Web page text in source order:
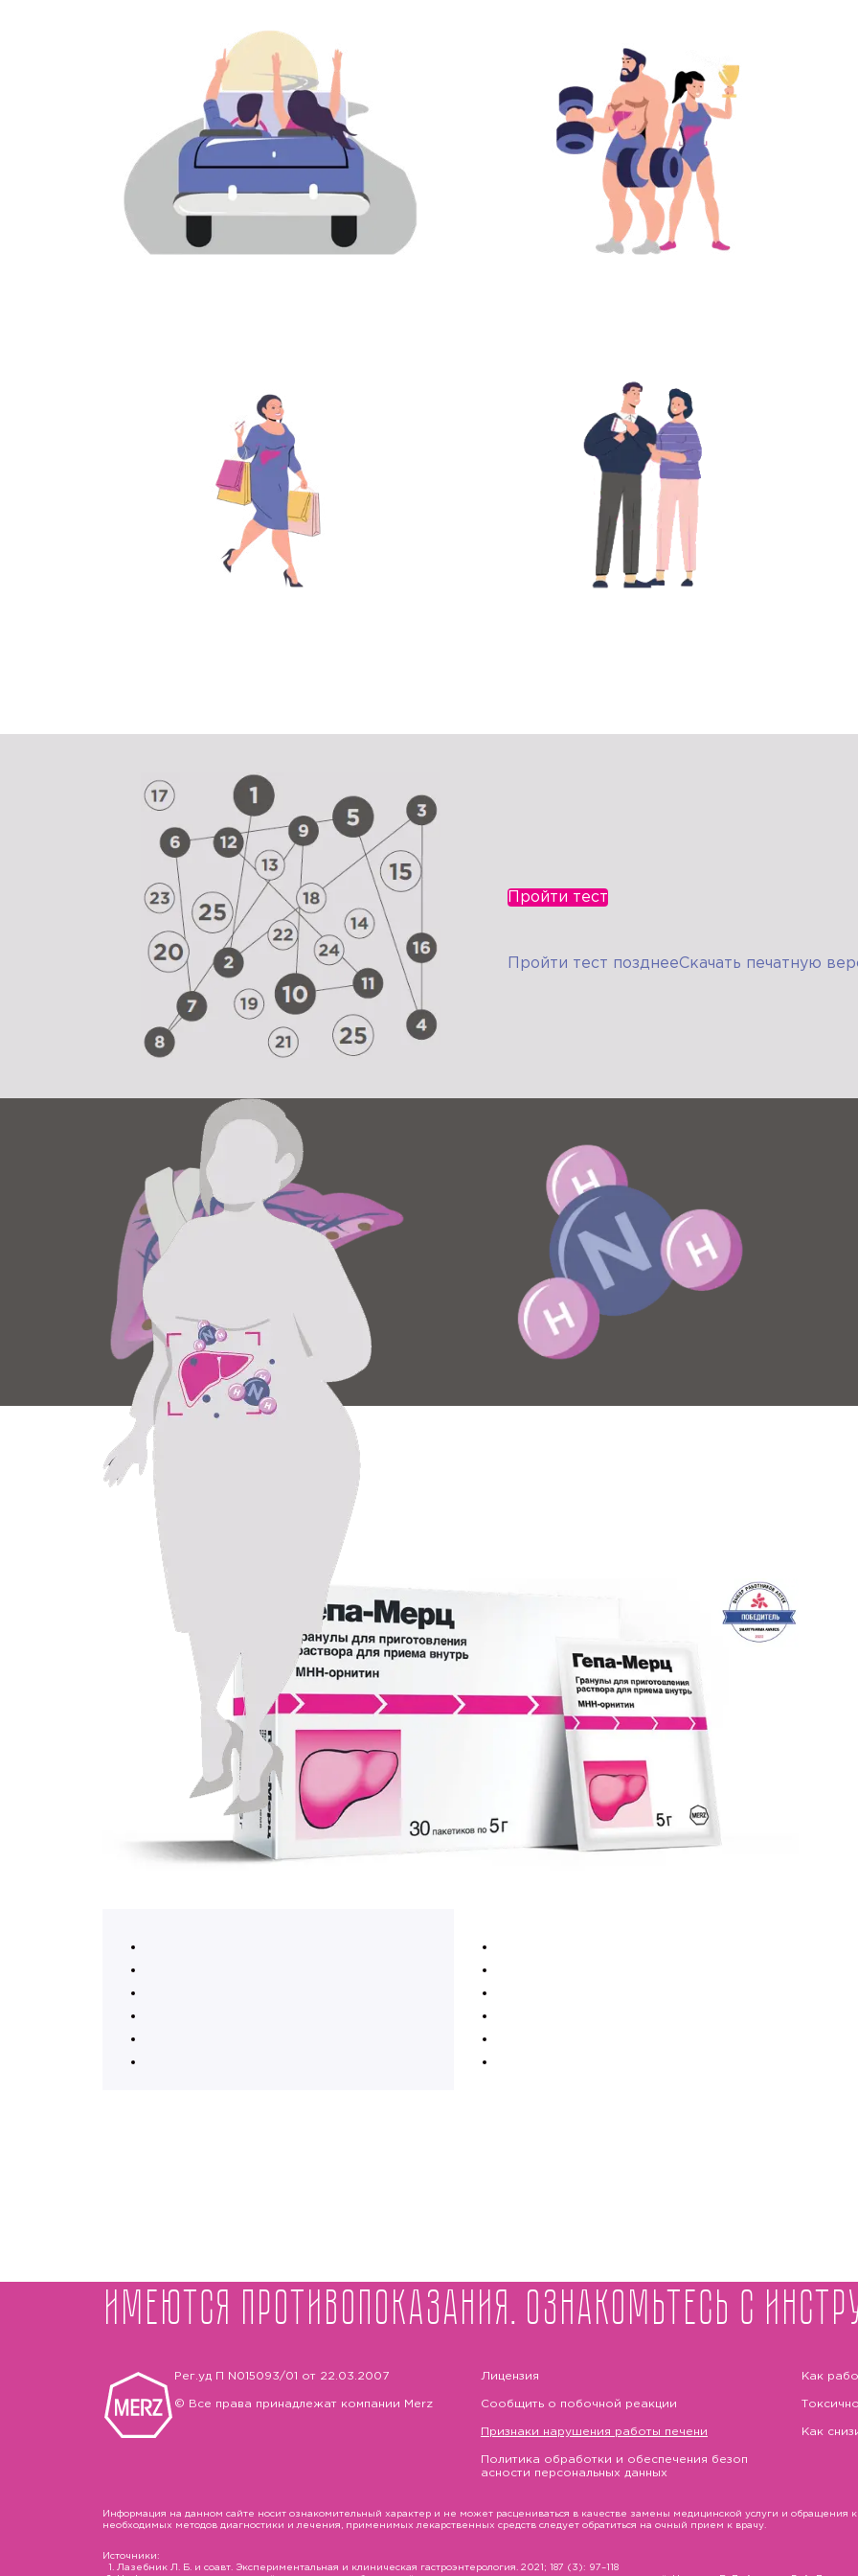
Пройти тест
Пройти тест позднееСкачать печатную
Имеются противопоказания. Ознакомьтесь с
Рег.уд П N015093/01 от 22.03.2007
© Все права принадлежат компании Merz
Лицензия
Сообщить о побочной реакции
Признаки нарушения работы печени
Политика обработки и обеспечения безоп
асности персональных данных
Как
Как
Информация на данном сайте носит ознакомительный характер и не может расцениваться в качестве замены медицинской услуги и обращения к
необходимых методов диагностики и лечения, применимых лекарственных средств следует обратиться на очный прием к врачу.
Источники:
Лазебник Л. Б. и соавт. Экспериментальная и клиническая гастроэнтерология. 2021; 187 (3): 97–118